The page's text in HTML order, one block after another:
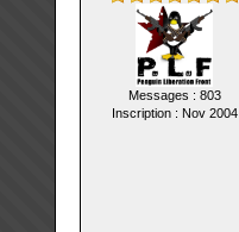
Messages : 803
Inscription : Nov 2004